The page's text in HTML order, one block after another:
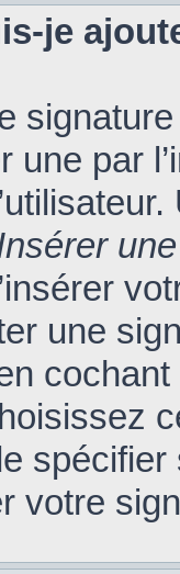
je
une par
une
votre